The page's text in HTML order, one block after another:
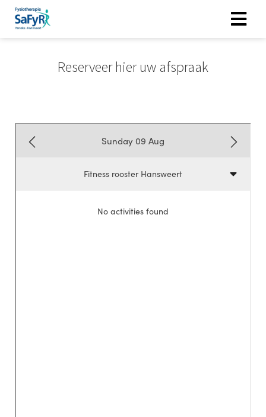
Reserveer hier uw afspraak